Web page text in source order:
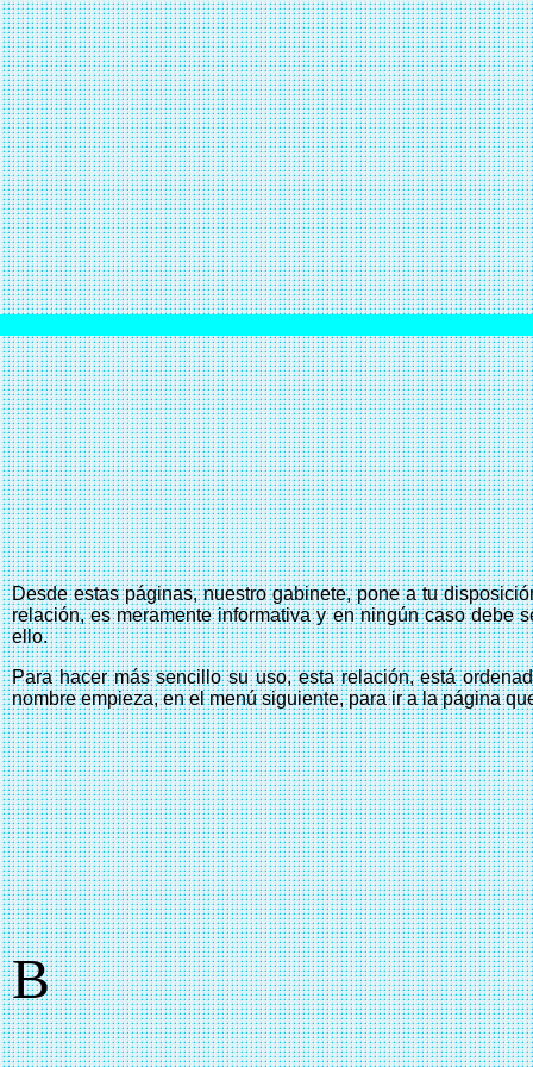
Desde estas páginas, nuestro gabinete, pone a tu
relación, es meramente informativa y en ningún caso debe
ello.
Para hacer más sencillo su uso, esta relación, está
nombre empieza, en el menú siguiente, para ir a la página
B